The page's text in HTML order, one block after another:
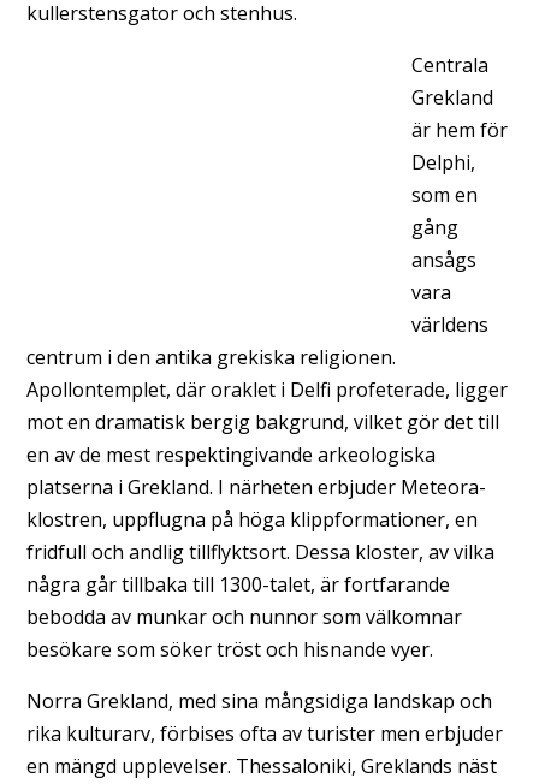
kullerstensgator och stenhus.
Centrala
Grekland
är hem för
Delphi,
som en
gång
ansågs
vara
världens
centrum i den antika grekiska religionen.
Apollontemplet, där oraklet i Delfi profeterade, ligger
mot en dramatisk bergig bakgrund, vilket gör det till
en av de mest respektingivande arkeologiska
platserna i Grekland. I närheten erbjuder Meteora-
klostren, uppflugna på höga klippformationer, en
fridfull och andlig tillflyktsort. Dessa kloster, av vilka
några går tillbaka till 1300-talet, är fortfarande
bebodda av munkar och nunnor som välkomnar
besökare som söker tröst och hisnande vyer.
Norra Grekland, med sina mångsidiga landskap och
rika kulturarv, förbises ofta av turister men erbjuder
en mängd upplevelser. Thessaloniki, Greklands näst